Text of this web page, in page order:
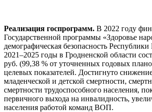
Реализация госпрограмм. В 2022 году
Государственной программы «Здоровье
демографическая безопасность Республики
2021–2025 годы в Гродненской области
руб. (99,38 % от уточненных годовых
целевых показателей. Достигнуто
младенческой и детской смертности,
смертности трудоспособного населения,
первичного выхода на инвалидность,
населения работой команд ВОП.